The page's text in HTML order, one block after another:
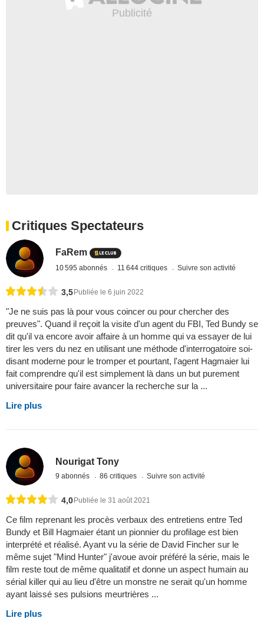
Critiques Spectateurs
FaRem
10 595 abonnés 11 644 critiques Suivre son activité
3,5 Publiée le 6 juin 2022
"Je ne suis pas là pour vous coincer ou pour chercher des
preuves". Quand il reçoit la visite d'un agent du FBI, Ted Bundy se
dit qu'il va encore avoir affaire à un homme qui va essayer de lui
tirer les vers du nez en utilisant une méthode d'interrogatoire soi-
disant moderne pour le tromper et pourtant, l'agent Hagmaier lui
fait comprendre qu'il est simplement là dans un but purement
universitaire pour faire avancer la recherche sur la ...
Lire plus
Nourigat Tony
9 abonnés 86 critiques Suivre son activité
4,0 Publiée le 31 août 2021
Ce film reprenant les procès verbaux des entretiens entre Ted
Bundy et Bill Hagmaier étant un pionnier du profilage est bien
interprété et réalisé. Ayant vu la série de David Fincher sur le
même sujet "Mind Hunter" j'avoue avoir préféré la série, mais le
film reste tout de même qualitatif et donne un aspect humain au
sérial killer qui au lieu d'être un monstre ne serait qu'un homme
ayant laissé ses pulsions meurtrières ...
Lire plus